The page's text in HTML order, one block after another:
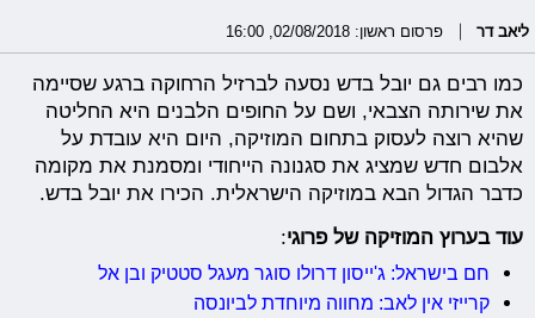
ליאב דר פרסום ראשון: 02/08/2018, 16:00
כמו רבים גם יובל בדש נסעה לברזיל הרחוקה ברגע שסיימה
את שירותה הצבאי, ושם על החופים הלבנים היא החליטה
שהיא רוצה לעסוק בתחום המוזיקה, היום היא עובדת על
אלבום חדש שמציג את סגנונה הייחודי ומסמנת את מקומה
כדבר הגדול הבא במוזיקה הישראלית. הכירו את יובל בדש.
עוד בערוץ המוזיקה של פרוגי:
חם בישראל: ג'ייסון דרולו סוגר מעגל סטטיק ובן אל
קרייזי אין לאב: מחווה מיוחדת לביונסה